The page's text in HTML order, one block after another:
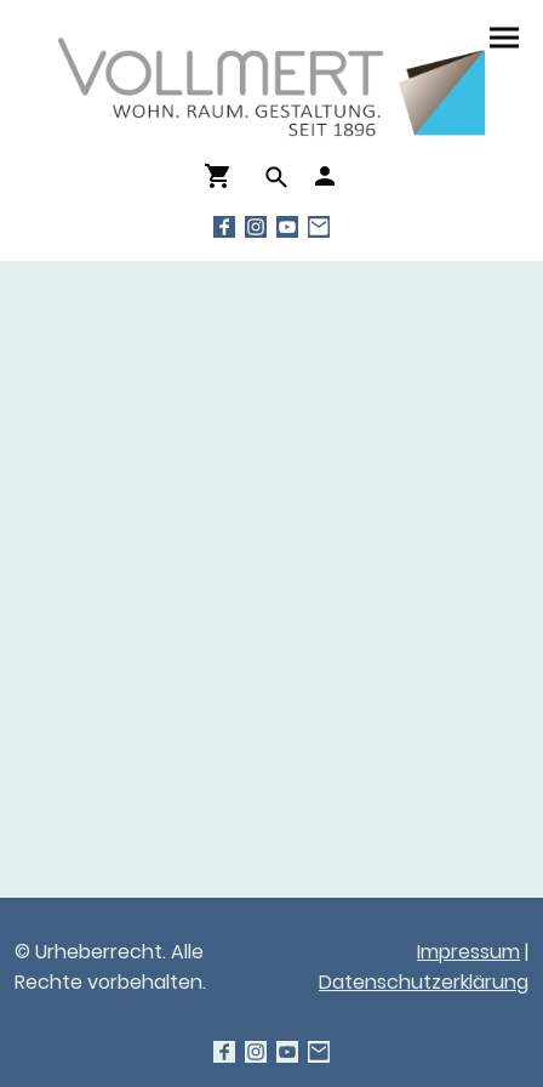
© Urheberrecht. Alle
Rechte vorbehalten.
Impressum |
Datenschutzerklärung